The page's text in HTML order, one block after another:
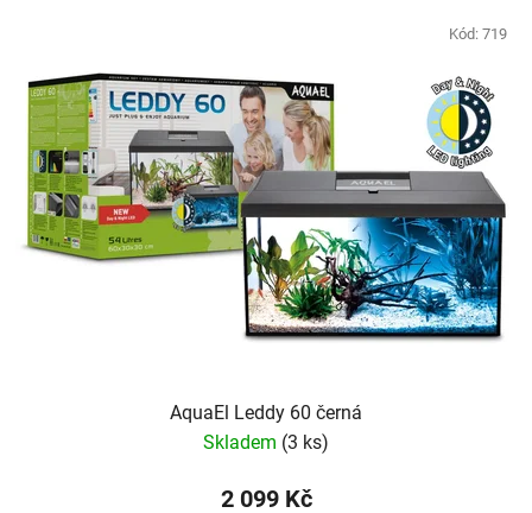
AquaEl Leddy 60 černá
Skladem (3 ks)
2 099 Kč
Kód: 719